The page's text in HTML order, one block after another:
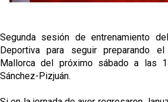
Segunda sesión de entrenamiento
Deportiva para seguir preparando
Mallorca del próximo sábado a las
Sánchez-Pizjuán.